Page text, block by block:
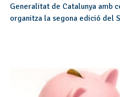
Generalitat de Catalunya amb
organitza la segona edició del